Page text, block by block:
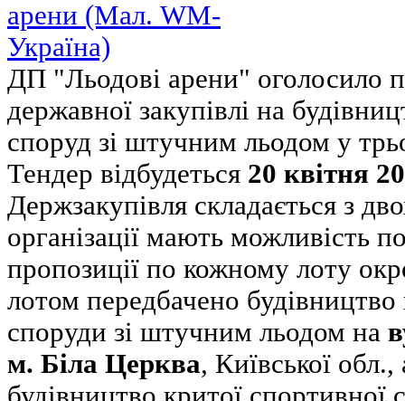
ДП "Льодові арени" оголосило
державної закупівлі на
споруд зі штучним льодом у
Тендер відбудеться 20 квітня
Держзакупівля складається з
організації мають можливість
пропозиції по кожному лоту
лотом передбачено будівництво
споруди зі штучним льодом на
м. Біла Церква, Київської